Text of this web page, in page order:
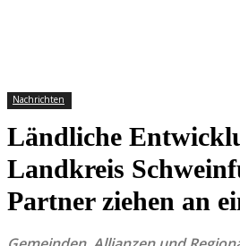
Nachrichten
Ländliche
Landkreis
Partner ziehen an